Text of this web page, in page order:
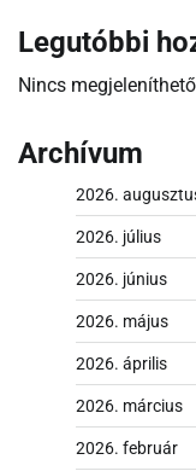
Legutóbbi
Nincs
Archívum
2026.
2026. július
2026. június
2026. május
2026. április
2026. március
2026. február